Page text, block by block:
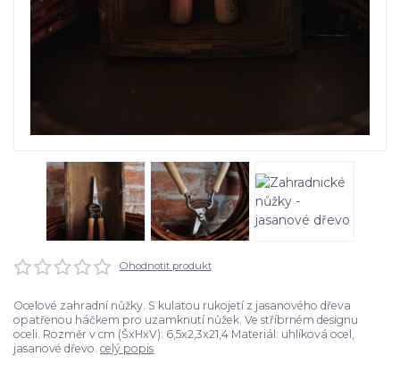
Ohodnotit produkt
Ocelové zahradní nůžky. S kulatou rukojetí z jasanového dřeva
opatřenou háčkem pro uzamknutí nůžek. Ve stříbrném designu
oceli. Rozměr v cm (ŠxHxV): 6,5x2,3x21,4 Materiál: uhlíková ocel,
jasanové dřevo. celý popis